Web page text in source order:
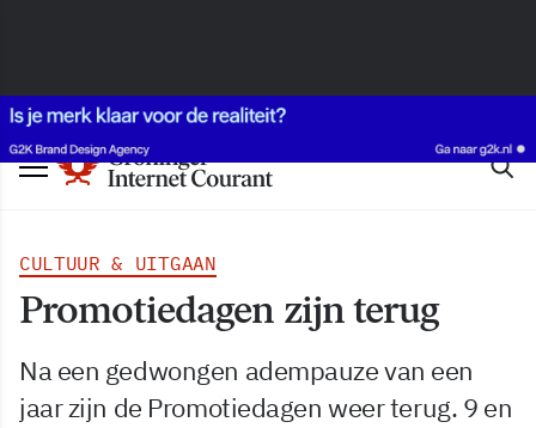
CULTUUR & UITGAAN
Promotiedagen zijn terug
Na een gedwongen adempauze van een
jaar zijn de Promotiedagen weer terug. 9 en